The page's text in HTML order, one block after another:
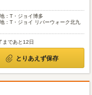
：T・ジョイ博多
T・ジョイ リバーウォーク北九
まであと12日
とりあえず保存